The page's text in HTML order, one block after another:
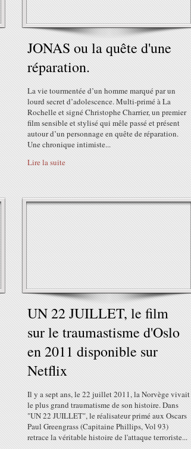
JONAS ou la quête d'une
réparation.
La vie tourmentée d’un homme marqué par un
lourd secret d’adolescence. Multi-primé à La
Rochelle et signé Christophe Charrier, un premier
film sensible et stylisé qui mêle passé et présent
autour d’un personnage en quête de réparation.
Une chronique intimiste...
Lire la suite
UN 22 JUILLET, le film
sur le traumastisme d'Oslo
en 2011 disponible sur
Netflix
Il y a sept ans, le 22 juillet 2011, la Norvège vivait
le plus grand traumatisme de son histoire. Dans
"UN 22 JUILLET", le réalisateur primé aux Oscars
Paul Greengrass (Capitaine Phillips, Vol 93)
retrace la véritable histoire de l'attaque terroriste...